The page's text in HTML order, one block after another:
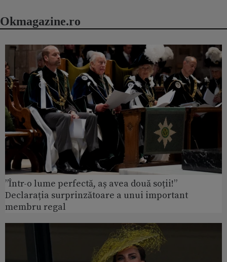
Okmagazine.ro
”Într-o lume perfectă, aș avea două soții!”
Declarația surprinzătoare a unui important
membru regal